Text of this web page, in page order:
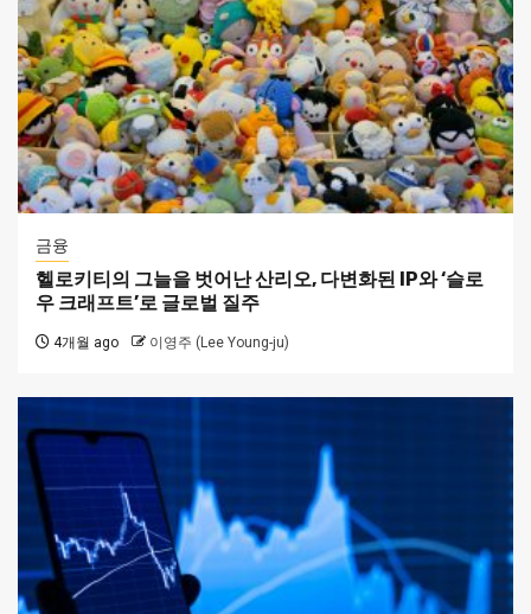
금융
헬로키티의 그늘을 벗어난 산리오, 다변화된 IP와 ‘슬로
우 크래프트’로 글로벌 질주
4개월 ago 이영주 (Lee Young-ju)